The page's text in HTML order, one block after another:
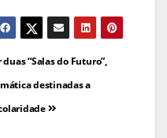
“Salas do Futuro”,
destinadas a